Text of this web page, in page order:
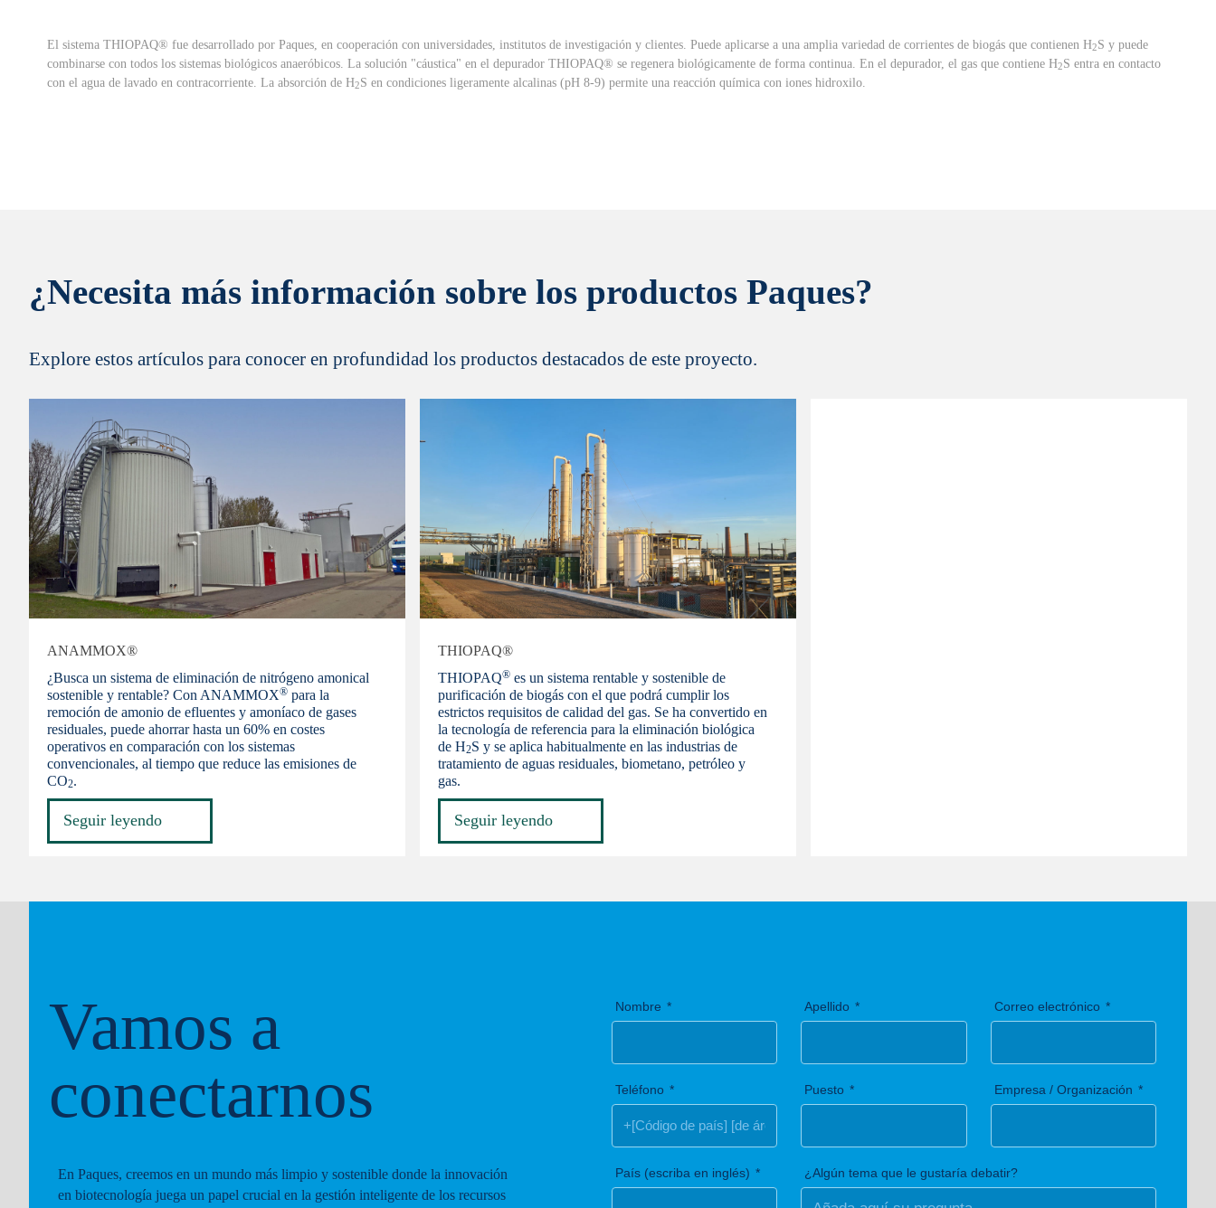
El sistema THIOPAQ® fue desarrollado por Paques, en cooperación con universidades, institutos de investigación y clientes. Puede aplicarse a una amplia variedad de corrientes de biogás que contienen H2S y puede
combinarse con todos los sistemas biológicos anaeróbicos. La solución "cáustica" en el depurador THIOPAQ® se regenera biológicamente de forma continua. En el depurador, el gas que contiene H2S entra en contacto
con el agua de lavado en contracorriente. La absorción de H2S en condiciones ligeramente alcalinas (pH 8-9) permite una reacción química con iones hidroxilo.
¿Necesita más información sobre los productos Paques?
Explore estos artículos para conocer en profundidad los productos destacados de este proyecto.
ANAMMOX®
¿Busca un sistema de eliminación de nitrógeno amonical
sostenible y rentable? Con ANAMMOX® para la
remoción de amonio de efluentes y amoníaco de gases
residuales, puede ahorrar hasta un 60% en costes
operativos en comparación con los sistemas
convencionales, al tiempo que reduce las emisiones de
CO2.
Seguir leyendo
THIOPAQ®
THIOPAQ® es un sistema rentable y sostenible de
purificación de biogás con el que podrá cumplir los
estrictos requisitos de calidad del gas. Se ha convertido en
la tecnología de referencia para la eliminación biológica
de H2S y se aplica habitualmente en las industrias de
tratamiento de aguas residuales, biometano, petróleo y
gas.
Seguir leyendo
Vamos a
conectarnos
En Paques, creemos en un mundo más limpio y sostenible donde la innovación
en biotecnología juega un papel crucial en la gestión inteligente de los recursos
Nombre Apellido Correo electrónico
Teléfono Puesto Empresa / Organización
País (escriba en inglés) ¿Algún tema que le gustaría debatir?